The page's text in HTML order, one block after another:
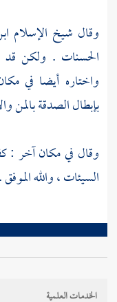
وقال شيخ الإسلام
الحسنات . ولكن قد
واختاره أيضا في
بإبطال الصدقة بالمن
وقال في مكان آخر :
السيئات ، والله الموفق .
الخدمات العلمية